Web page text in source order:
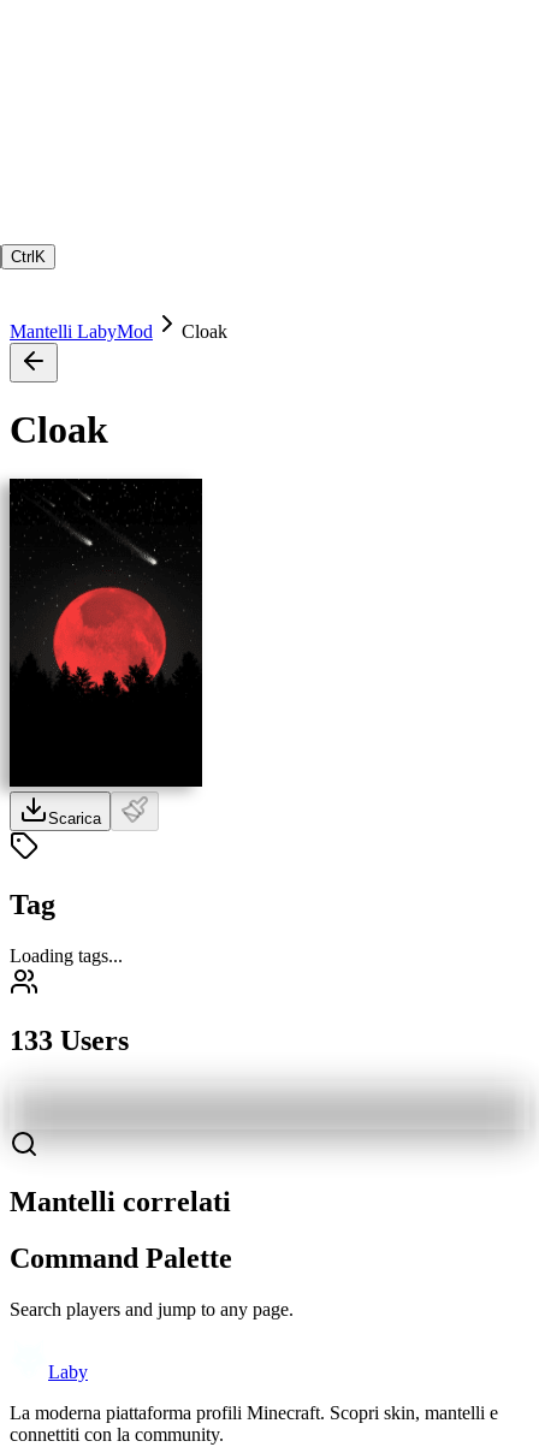
Ctrl K
Mantelli LabyMod Cloak
Cloak
Scarica
Tag
Loading tags...
133 Users
Mantelli correlati
Command Palette
Search players and jump to any page.
Laby
La moderna piattaforma profili Minecraft. Scopri skin, mantelli e
connettiti con la community.